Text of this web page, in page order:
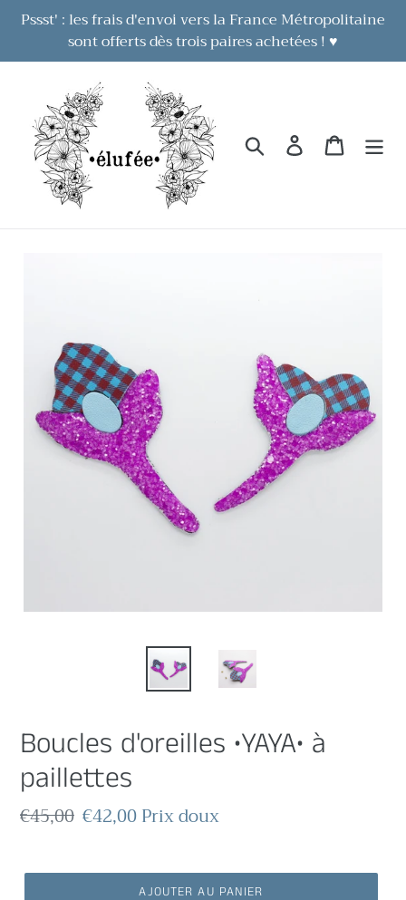
PasserPssst' : les frais d'envoi vers la France Métropolitaine
sont offerts dès trois paires achetées ! ♥
RechercherSe connecter
Panier
Boucles d'oreilles •YAYA• à
paillettes
Prix
€45,00 Prix
€42,00Prix doux
AJOUTER AU PANIER